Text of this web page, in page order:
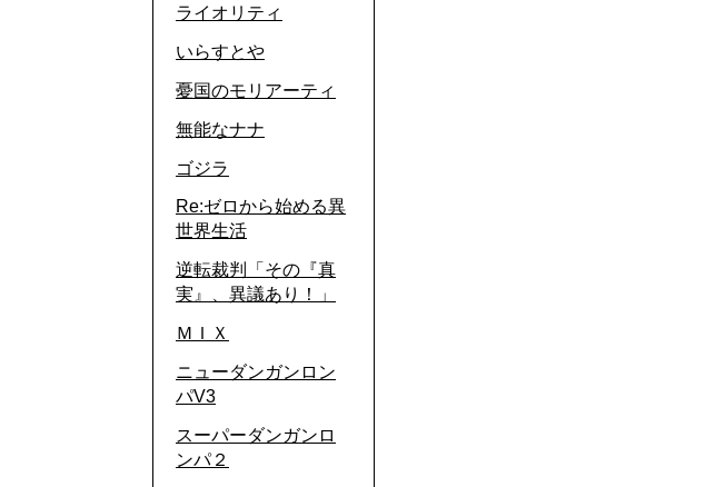
ライオリティ
いらすとや
憂国のモリアーティ
無能なナナ
ゴジラ
Re:ゼロから始める異
世界生活
逆転裁判「その『真
実』、異議あり！」
ＭＩＸ
ニューダンガンロン
パV3
スーパーダンガンロ
ンパ２